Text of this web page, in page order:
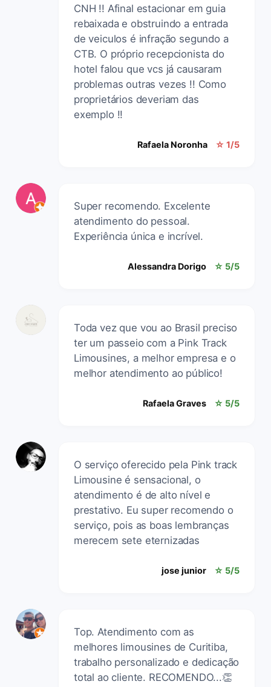
CNH !! Afinal estacionar em guia
rebaixada e obstruindo a entrada
de veiculos é infração segundo a
CTB. O próprio recepcionista do
hotel falou que vcs já causaram
problemas outras vezes !! Como
proprietários deveriam das
exemplo !!
Rafaela Noronha ☆ 1/5
Super recomendo. Excelente
atendimento do pessoal.
Experiência única e incrível.
Alessandra Dorigo ☆ 5/5
Toda vez que vou ao Brasil preciso
ter um passeio com a Pink Track
Limousines, a melhor empresa e o
melhor atendimento ao público!
Rafaela Graves ☆ 5/5
O serviço oferecido pela Pink track
Limousine é sensacional, o
atendimento é de alto nível e
prestativo. Eu super recomendo o
serviço, pois as boas lembranças
merecem sete eternizadas
jose junior ☆ 5/5
Top. Atendimento com as
melhores limousines de Curitiba,
trabalho personalizado e dedicação
total ao cliente. RECOMENDO...👏